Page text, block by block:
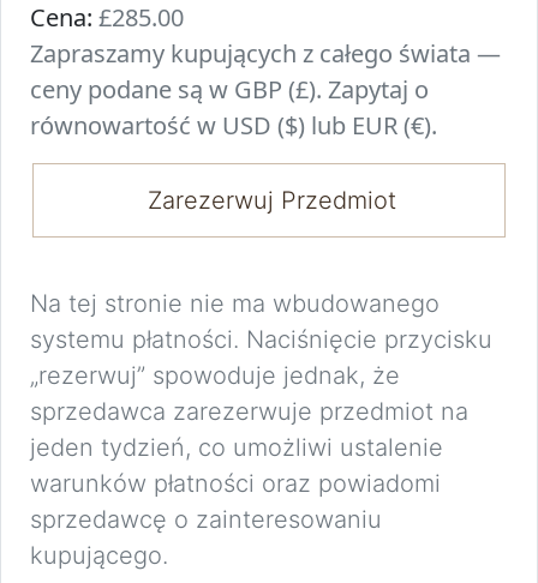
Cena: £285.00
Zapraszamy kupujących z całego świata —
ceny podane są w GBP (£). Zapytaj o
równowartość w USD ($) lub EUR (€).
Zarezerwuj Przedmiot
Na tej stronie nie ma wbudowanego
systemu płatności. Naciśnięcie przycisku
„rezerwuj” spowoduje jednak, że
sprzedawca zarezerwuje przedmiot na
jeden tydzień, co umożliwi ustalenie
warunków płatności oraz powiadomi
sprzedawcę o zainteresowaniu
kupującego.